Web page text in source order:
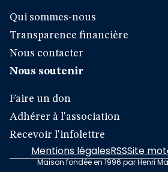
Qui sommes-nous
Transparence financière
Nous contacter
Nous soutenir
Faire un don
Adhérer à l'association
Recevoir l'infolettre
Mentions légalesRSSSite
Maison fondée en 1996 par Henri